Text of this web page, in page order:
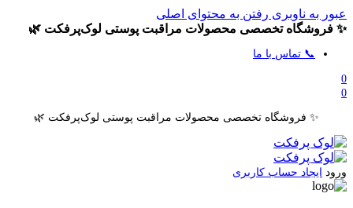
عبور به ناوبری رفتن به محتوای اصلی
✨ فروشگاه تخصصی محصولات مراقبت پوستی لوک‌پرفکت 🌿
📞 تماس با ما
0
0
✨ فروشگاه تخصصی محصولات مراقبت پوستی لوک‌پرفکت 🌿
ورود ایجاد حساب کاربری